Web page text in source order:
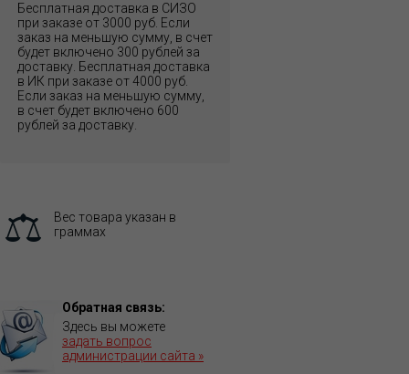
Бесплатная доставка в СИЗО
при заказе от 3000 руб. Если
заказ на меньшую сумму, в счет
будет включено 300 рублей за
доставку. Бесплатная доставка
в ИК при заказе от 4000 руб.
Если заказ на меньшую сумму,
в счет будет включено 600
рублей за доставку.
Вес товара указан в
граммах
Обратная связь:
Здесь вы можете
задать вопрос
администрации сайта »